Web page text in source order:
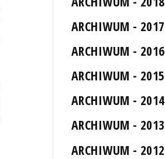
ARCHIWUM - 2017
ARCHIWUM - 2016
ARCHIWUM - 2015
ARCHIWUM - 2014
ARCHIWUM - 2013
ARCHIWUM - 2012